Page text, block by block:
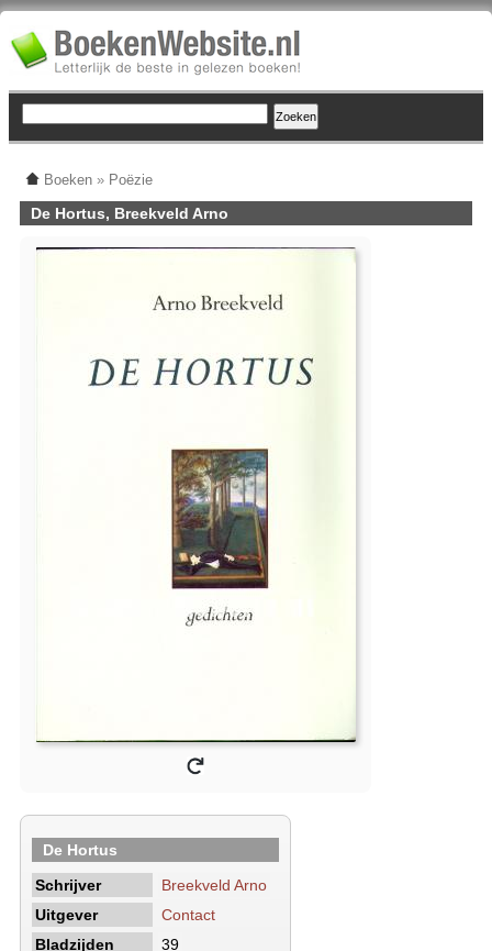
Boeken » Poëzie
De Hortus, Breekveld Arno
De Hortus
Schrijver
Breekveld Arno
Uitgever
Contact
Bladzijden
39